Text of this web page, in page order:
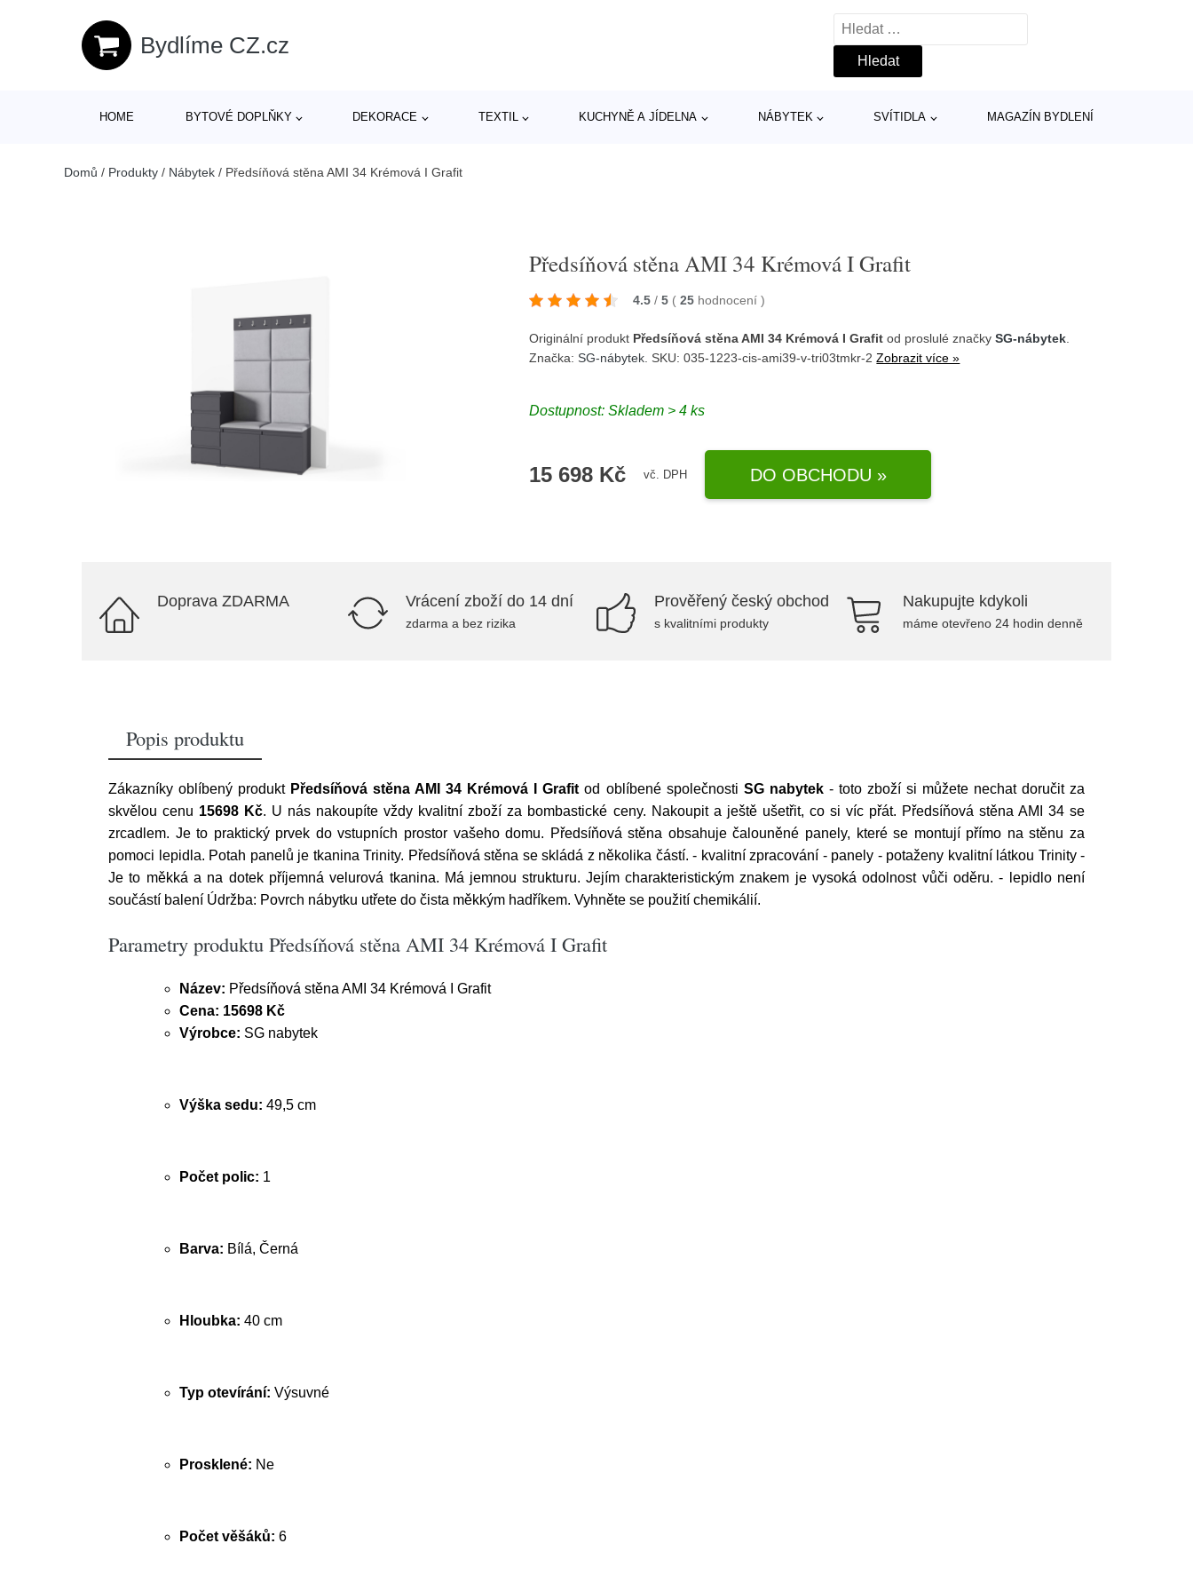
Bydlíme CZ.cz
Vyhledávání
HOME BYTOVÉ DOPLŇKY DEKORACE TEXTIL KUCHYNĚ A JÍDELNA NÁBYTEK SVÍTIDLA MAGAZÍN BYDLENÍ
Domů / Produkty / Nábytek / Předsíňová stěna AMI 34 Krémová I Grafit
Předsíňová stěna AMI 34 Krémová I Grafit
4.5 / 5 ( 25 hodnocení)
Originální produkt Předsíňová stěna AMI 34 Krémová I Grafit od proslulé značkySG-nábytek
Značka:SG-nábytek . SKU: 035-1223-cis-ami39-v-tri03tmkr-2Zobrazit více »
Dostupnost:Skladem > 4 ks
15 698 Kč vč. DPH DO OBCHODU »
Doprava ZDARMA Vrácení zboží do 14 dní
zdarma a bez rizika
Prověřený český obchod
s kvalitními produkty
Nakupujte kdykoli
máme otevřeno 24 hodin denně
Popis produktu
Zákazníky oblíbený produkt Předsíňová stěna AMI 34 Krémová I Grafit od oblíbené společnosti SG nabytek- toto zboží si můžete nechat doručit za
skvělou cenu 15698 Kč. U nás nakoupíte vždy kvalitní zboží za bombastické ceny. Nakoupit a ještě ušetřit, co si víc přát. Předsíňová stěna AMI 34 se
zrcadlem. Je to praktický prvek do vstupních prostor vašeho domu. Předsíňová stěna obsahuje čalouněné panely, které se montují přímo na stěnu za
pomoci lepidla. Potah panelů je tkanina Trinity. Předsíňová stěna se skládá z několika částí. - kvalitní zpracování - panely - potaženy kvalitní látkou Trinity -
Je to měkká a na dotek příjemná velurová tkanina. Má jemnou strukturu. Jejím charakteristickým znakem je vysoká odolnost vůči oděru. - lepidlo není
součástí balení Údržba: Povrch nábytku utřete do čista měkkým hadříkem. Vyhněte se použití chemikálií.
Parametry produktu Předsíňová stěna AMI 34 Krémová I Grafit
Název: Předsíňová stěna AMI 34 Krémová I Grafit
Cena: 15698 Kč
Výrobce: SG nabytek
Výška sedu: 49,5 cm
Počet polic: 1
Barva: Bílá, Černá
Hloubka: 40 cm
Typ otevírání: Výsuvné
Prosklené: Ne
Počet věšáků: 6